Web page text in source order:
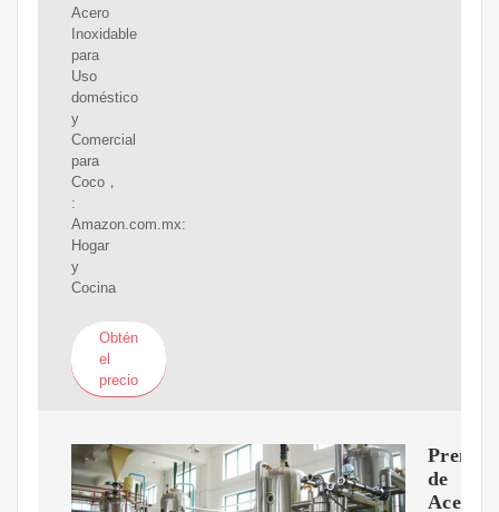
Acero
Inoxidable
para
Uso
doméstico
y
Comercial
para
Coco，
:
Amazon.com.mx:
Hogar
y
Cocina
Obtén
el
precio
Prensas
de
Aceite